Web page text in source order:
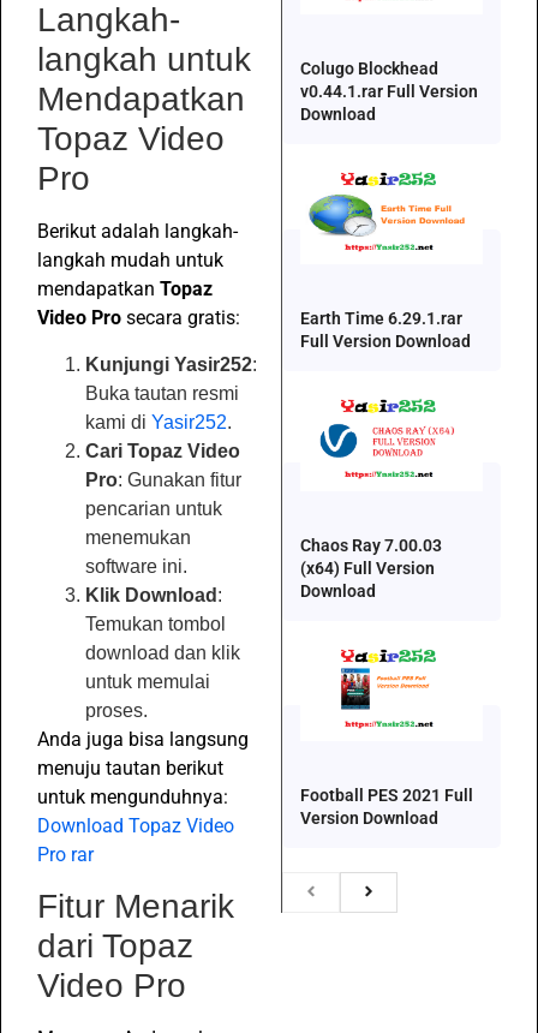
Langkah-
langkah untuk
Mendapatkan
Topaz Video
Pro
Berikut adalah langkah-
langkah mudah untuk
mendapatkan Topaz
Video Pro secara gratis:
Kunjungi Yasir252:
Buka tautan resmi
kami di Yasir252.
Cari Topaz Video
Pro: Gunakan fitur
pencarian untuk
menemukan
software ini.
Klik Download :
Temukan tombol
download dan klik
untuk memulai
proses.
Anda juga bisa langsung
menuju tautan berikut
untuk mengunduhnya:
Download Topaz Video
Pro rar
Fitur Menarik
dari Topaz
Video Pro
Colugo Blockhead
v0.44.1.rar Full Version
Download
Earth Time 6.29.1.rar
Full Version Download
Chaos Ray 7.00.03
(x64) Full Version
Download
Football PES 2021 Full
Version Download